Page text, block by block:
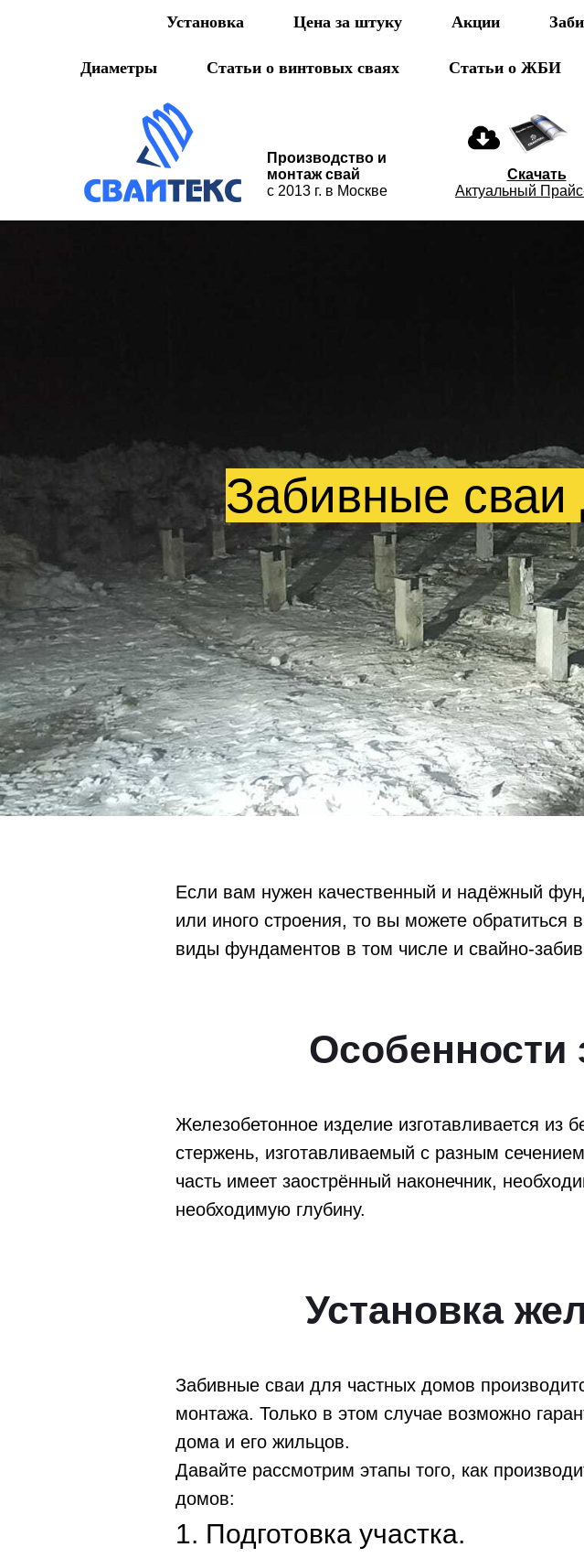
Установка Цена за штуку Акции
Диаметры Статьи о винтовых сваях Статьи о ЖБИ
Производство и
монтаж свай
с 2013 г. в Москве
Скачать
Актуальный
Забивные
Если вам нужен качественный и надёжный
или иного строения, то вы можете обратиться
виды фундаментов в том числе и свайно-
Особенности
Железобетонное изделие изготавливается из
стержень, изготавливаемый с разным
часть имеет заострённый наконечник,
необходимую глубину.
Установка
Забивные сваи для частных домов
монтажа. Только в этом случае возможно
дома и его жильцов.
Давайте рассмотрим этапы того, как
домов:
1. Подготовка участка.